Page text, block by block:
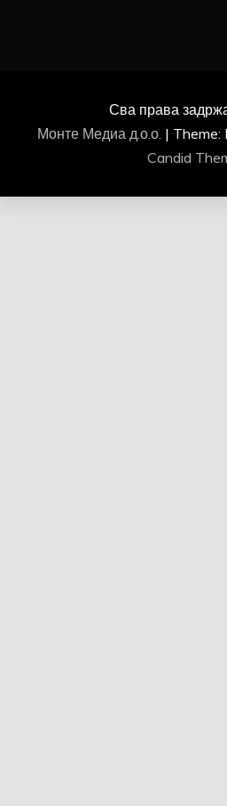
Сва права
Монте Медиа д.о.о. | Theme:
Candid